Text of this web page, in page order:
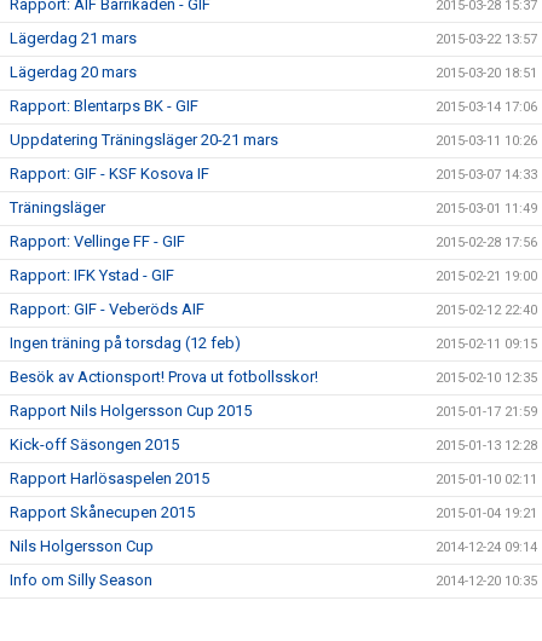
Rapport: AIF Barrikaden - GIF 2015-03-28 15:37
Lägerdag 21 mars 2015-03-22 13:57
Lägerdag 20 mars 2015-03-20 18:51
Rapport: Blentarps BK - GIF 2015-03-14 17:06
Uppdatering Träningsläger 20-21 mars 2015-03-11 10:26
Rapport: GIF - KSF Kosova IF 2015-03-07 14:33
Träningsläger 2015-03-01 11:49
Rapport: Vellinge FF - GIF 2015-02-28 17:56
Rapport: IFK Ystad - GIF 2015-02-21 19:00
Rapport: GIF - Veberöds AIF 2015-02-12 22:40
Ingen träning på torsdag (12 feb) 2015-02-11 09:15
Besök av Actionsport! Prova ut fotbollsskor! 2015-02-10 12:35
Rapport Nils Holgersson Cup 2015 2015-01-17 21:59
Kick-off Säsongen 2015 2015-01-13 12:28
Rapport Harlösaspelen 2015 2015-01-10 02:11
Rapport Skånecupen 2015 2015-01-04 19:21
Nils Holgersson Cup 2014-12-24 09:14
Info om Silly Season 2014-12-20 10:35